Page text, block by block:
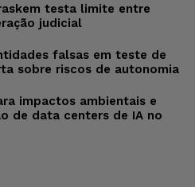
testa limite entre
judicial
falsas em teste de
sobre riscos de autonomia
impactos ambientais e
de data centers de IA no